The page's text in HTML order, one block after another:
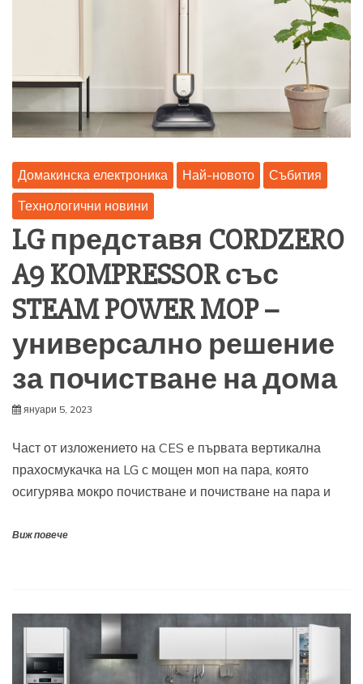
Домакинска електроника Най-новото
Събития
Технологични новини
LG представя CORDZERO
A9 KOMPRESSOR със
STEAM POWER MOP –
универсално решение
за почистване на дома
януари 5, 2023
Част от изложението на CES е първата вертикална
прахосмукачка на LG с мощен моп на пара, която
осигурява мокро почистване и почистване на пара и
Виж повече